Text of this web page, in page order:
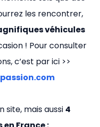
les rencontrer,
véhicules
! Pour consulter
c’est par ici >>
site, mais aussi 4